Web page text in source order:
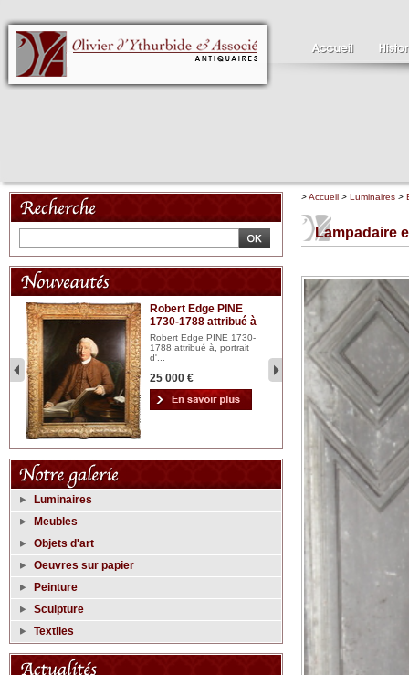
Robert Edge PINE
1730-1788 attribué à
Robert Edge PINE 1730-
1788 attribué à, portrait
d'...
25 000 € 2
Luminaires
Meubles
Objets d'art
Oeuvres sur papier
Peinture
Sculpture
Textiles
>Accueil > Luminaires >
Lampadaire